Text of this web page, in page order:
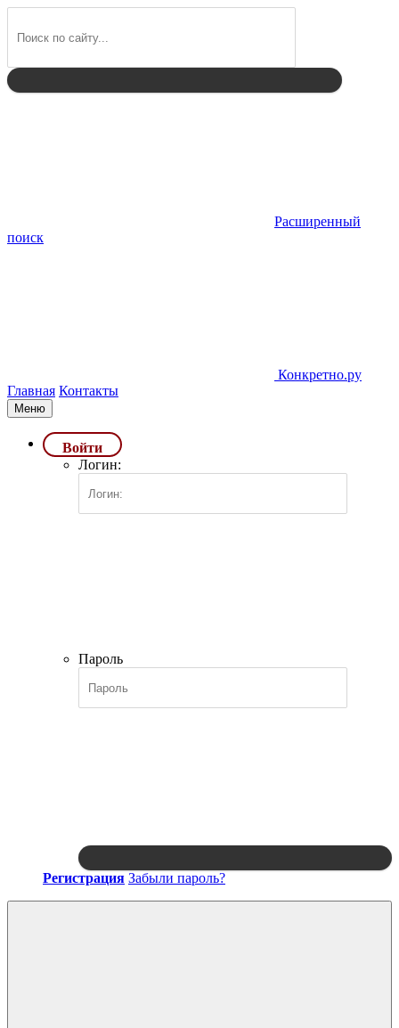
Расширенный
поиск
Конкретно.ру
Главная Контакты
Меню
Войти
Логин:
Пароль
Регистрация Забыли пароль?